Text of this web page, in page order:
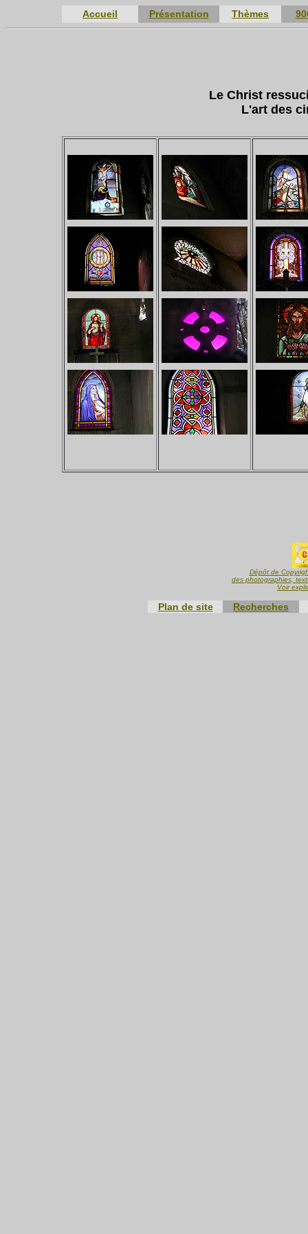
Accueil Présentation Thèmes
Le Christ
L'art des
Dépôt de
des photographies,
Voir
Plan de site Recherches